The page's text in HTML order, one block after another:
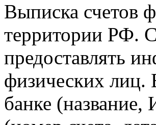
Выписка счетов
территории РФ.
предоставлять
физических лиц.
банке